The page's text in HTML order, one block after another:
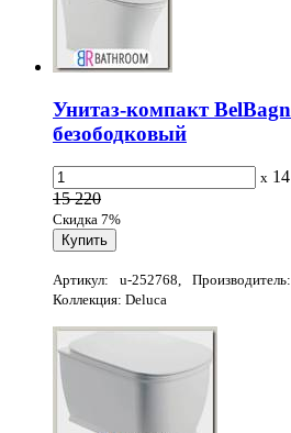
Унитаз-компакт
безободковый
x
15 220
Скидка 7%
Артикул: u-252768,
Коллекция: Deluca